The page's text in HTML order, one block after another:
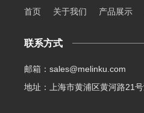
首页 关于我们 产品展示
联系方式
邮箱：sales@melinku.com
地址：上海市黄浦区黄河路21